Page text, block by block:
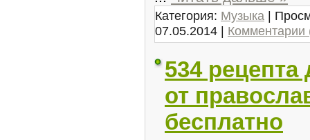
Категория: Музыка |
07.05.2014 | Комментарии
534
от
бесплатно